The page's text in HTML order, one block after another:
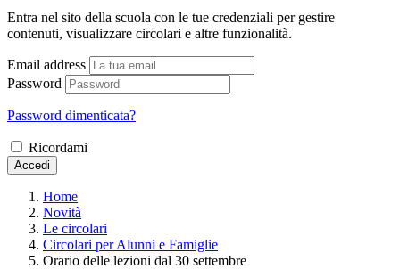
Entra nel sito della scuola con le tue credenziali per gestire
contenuti, visualizzare circolari e altre funzionalità.
Email address
Password
Password dimenticata?
Ricordami
Accedi
Home
Novità
Le circolari
Circolari per Alunni e Famiglie
Orario delle lezioni dal 30 settembre